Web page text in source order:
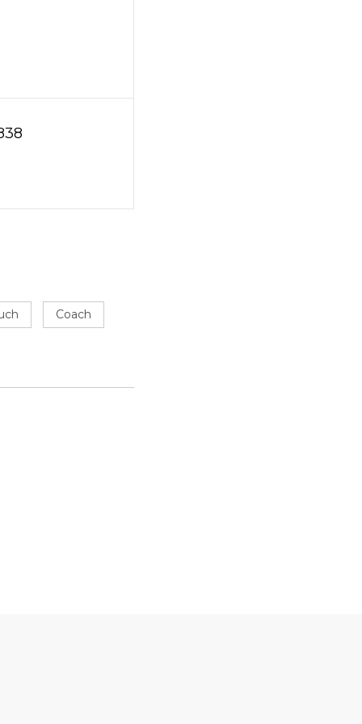
Coach